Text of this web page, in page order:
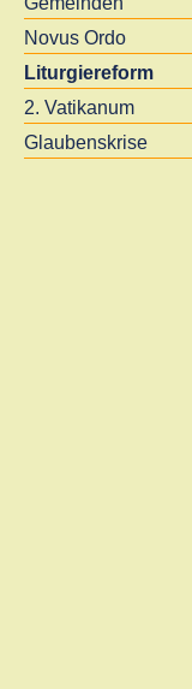
Novus Ordo
Liturgiereform
2. Vatikanum
Glaubenskrise